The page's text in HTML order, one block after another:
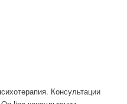
Консультации